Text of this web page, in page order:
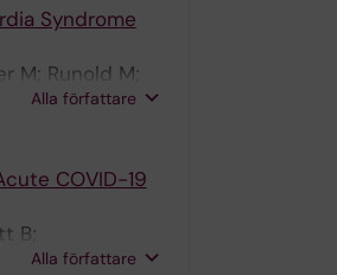
Syndrome
M; Runold M;
Alla författare
COVID-19
B;
Alla författare